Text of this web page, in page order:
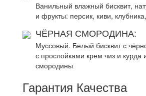
Ванильный влажный бисквит,
и фрукты: персик, киви,
ЧЁРНАЯ СМОРОДИНА:
Муссовый. Белый бисквит с
с прослойками крем чиз и курда
смородины
Гарантия Качества